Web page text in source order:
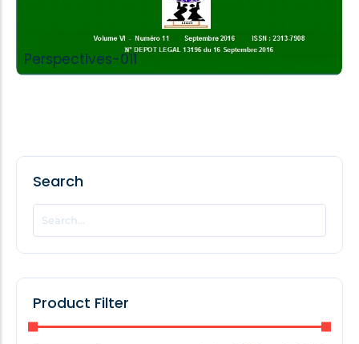
Perspectives-011
Search
Product Filter